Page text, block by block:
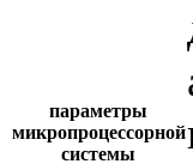
параметры
микропроцессорной
системы